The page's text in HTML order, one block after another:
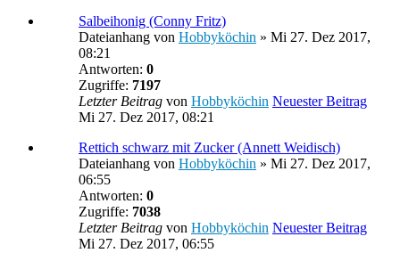
Salbeihonig (Conny Fritz)
Dateianhang von Hobbyköchin » Mi 27. Dez 2017,
08:21
Antworten: 0
Zugriffe: 7197
Letzter Beitrag von Hobbyköchin Neuester Beitrag
Mi 27. Dez 2017, 08:21
Rettich schwarz mit Zucker (Annett Weidisch)
Dateianhang von Hobbyköchin » Mi 27. Dez 2017,
06:55
Antworten: 0
Zugriffe: 7038
Letzter Beitrag von Hobbyköchin Neuester Beitrag
Mi 27. Dez 2017, 06:55